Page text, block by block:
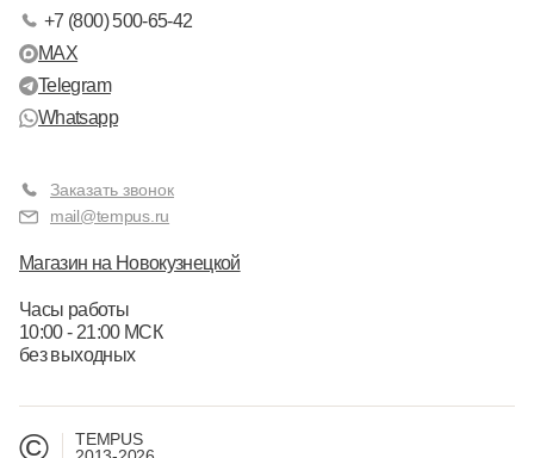
+7 (800) 500-65-42
MAX
Telegram
Whatsapp
Заказать звонок
mail@tempus.ru
Магазин на Новокузнецкой
Часы работы
10:00 - 21:00 МСК
без выходных
©
TEMPUS